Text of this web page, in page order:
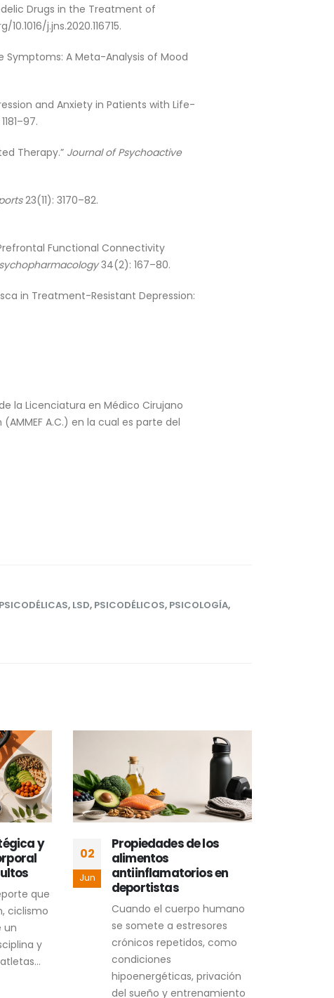
Drugs in the Treatment of
j.jns.2020.116715.
Symptoms: A Meta-Analysis of Mood
and Anxiety in Patients with Life-
Therapy.” Journal of Psychoactive
23(11): 3170–82.
Functional Connectivity
34(2): 167–80.
in Treatment-Resistant Depression:
la Licenciatura en Médico Cirujano
A.C.) en la cual es parte del
, LSD, PSICODÉLICOS, PSICOLOGÍA,
y
que
ciclismo
un
y
02
Jun
Propiedades de los
alimentos
antiinflamatorios en
deportistas
Cuando el cuerpo humano
se somete a estresores
crónicos repetidos, como
condiciones
hipoenergéticas, privación
del sueño y entrenamiento